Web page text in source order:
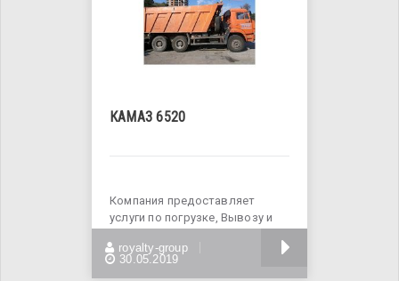
КАМАЗ 6520
Компания предоставляет
услуги по погрузке, Вывозу и
мусора.Вывозим
royalty-group
30.05.2019